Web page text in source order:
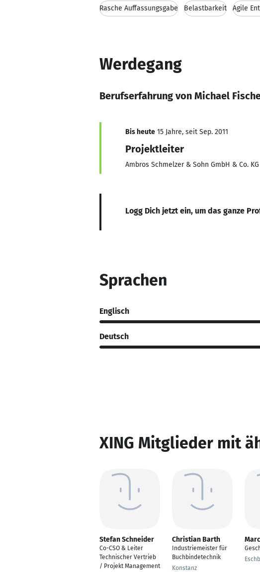
Rasche Auffassungsgabe Belastbarkeit Agile
Werdegang
Berufserfahrung von Michael
Bis heute 15 Jahre, seit Sep. 2011
Projektleiter
Ambros Schmelzer & Sohn GmbH & Co. KG
Logg Dich jetzt ein, um das ganze
Sprachen
Englisch
Deutsch
XING Mitglieder mit
Stefan Schneider
Co-CSO & Leiter
Technischer Vertrieb
/ Projekt Management
Christian Barth
Industriemeister für
Buchbindetechnik
Konstanz